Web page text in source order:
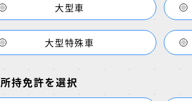
大型車
大型特殊車
所持免許を選択